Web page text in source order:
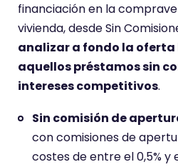
financiación en la
vivienda, desde Sin
analizar a fondo la
aquellos préstamos sin
intereses competitivos.
Sin comisión de
con comisiones de
costes de entre el 0,5% y